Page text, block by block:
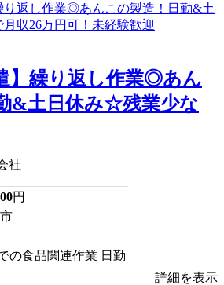
】繰り返し作業◎あん
&土日休み☆残業少な
社
円
の食品関連作業 日勤
詳細を表示